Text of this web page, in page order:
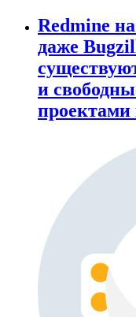
Redmine
даже
и
проектами